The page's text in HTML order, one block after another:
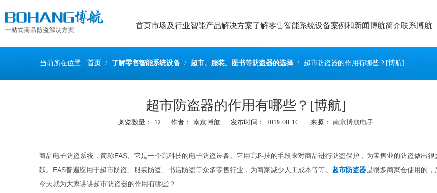
首页市场及行业智能产品解决方案了解零售智能系统设备案例和新闻博航简介联系博航
当前所在位置: 首页 / 了解零售智能系统设备 / 超市、服装、图书等防盗器的选择 / 超市防盗器的作用有哪些？[博航]
超市防盗器的作用有哪些？[博航]
浏览数量： 12 作者： 南京博航 发布时间： 2019-08-16 来源： 南京博航电子
商品电子防盗系统，简称EAS。它是一个高科技的电子防盗设备。它用高科技的手段来对商品进行防盗保护，为零售业的防盗做出很
献。EAS普遍应用于超市防盗、服装防盗、书店防盗等众多零售行业，为商家减少人工成本等等。 超市防盗器是很多商家会使用的，
今天就为大家讲讲超市防盗器的作用有哪些？